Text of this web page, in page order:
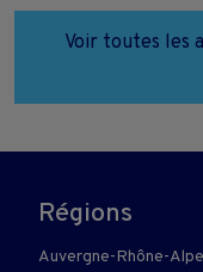
Voir toutes les
Régions
Auvergne-Rhône-